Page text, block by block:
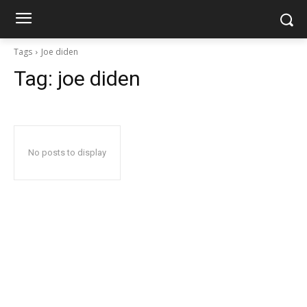
Tags Joe diden
Tag: joe diden
No posts to display